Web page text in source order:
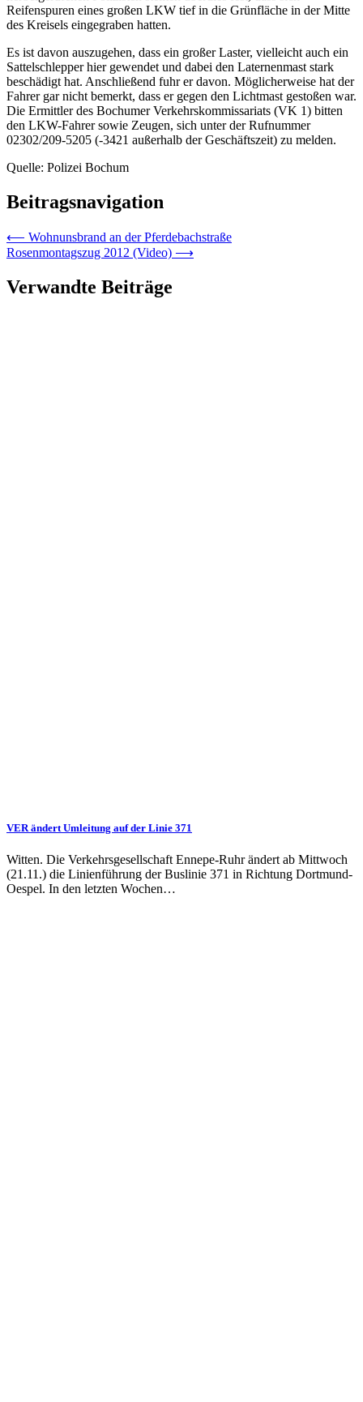
Reifenspuren eines großen LKW tief in die Grünfläche in der Mitte
des Kreisels eingegraben hatten.
Es ist davon auszugehen, dass ein großer Laster, vielleicht auch ein
Sattelschlepper hier gewendet und dabei den Laternenmast stark
beschädigt hat. Anschließend fuhr er davon. Möglicherweise hat der
Fahrer gar nicht bemerkt, dass er gegen den Lichtmast gestoßen war.
Die Ermittler des Bochumer Verkehrskommissariats (VK 1) bitten
den LKW-Fahrer sowie Zeugen, sich unter der Rufnummer
02302/209-5205 (-3421 außerhalb der Geschäftszeit) zu melden.
Quelle: Polizei Bochum
Beitragsnavigation
⟵ Wohnunsbrand an der Pferdebachstraße
Rosenmontagszug 2012 (Video) ⟶
Verwandte Beiträge
VER ändert Umleitung auf der Linie 371
Witten. Die Verkehrsgesellschaft Ennepe-Ruhr ändert ab Mittwoch
(21.11.) die Linienführung der Buslinie 371 in Richtung Dortmund-
Oespel. In den letzten Wochen…